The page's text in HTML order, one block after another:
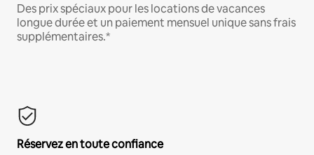
Des prix spéciaux pour les locations de vacances
longue durée et un paiement mensuel unique sans frais
supplémentaires.*
Réservez en toute confiance